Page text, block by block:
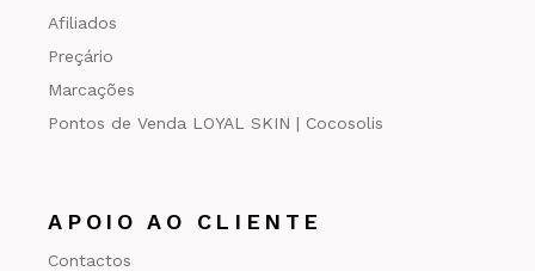
Afiliados
Preçário
Marcações
Pontos de Venda LOYAL SKIN | Cocosolis
APOIO AO CLIENTE
Contactos